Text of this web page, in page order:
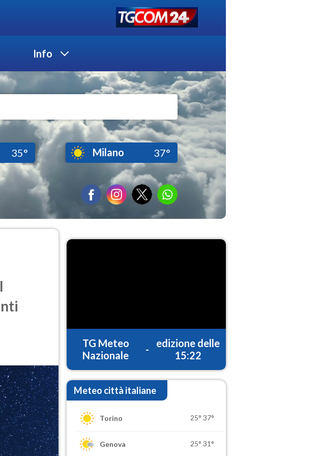
Info
35° Milano 37°
TG Meteo
Nazionale
-
edizione delle
15:22
Meteo città italiane
Torino 25° 37°
Genova 25° 31°